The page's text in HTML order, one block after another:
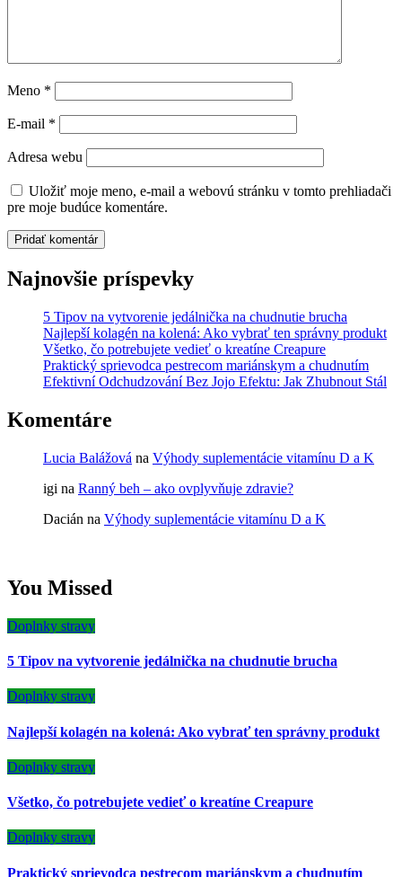
Meno *
E-mail *
Adresa webu
Uložiť moje meno, e-mail a webovú stránku v tomto prehliadači
pre moje budúce komentáre.
Najnovšie príspevky
5 Tipov na vytvorenie jedálnička na chudnutie brucha
Najlepší kolagén na kolená: Ako vybrať ten správny produkt
Všetko, čo potrebujete vedieť o kreatíne Creapure
Praktický sprievodca pestrecom mariánskym a chudnutím
Efektivní Odchudzování Bez Jojo Efektu: Jak Zhubnout Stál
Komentáre
Lucia Balážová na Výhody suplementácie vitamínu D a K
igi na Ranný beh – ako ovplyvňuje zdravie?
Dacián na Výhody suplementácie vitamínu D a K
You Missed
Doplnky stravy
5 Tipov na vytvorenie jedálnička na chudnutie brucha
Doplnky stravy
Najlepší kolagén na kolená: Ako vybrať ten správny produkt
Doplnky stravy
Všetko, čo potrebujete vedieť o kreatíne Creapure
Doplnky stravy
Praktický sprievodca pestrecom mariánskym a chudnutím